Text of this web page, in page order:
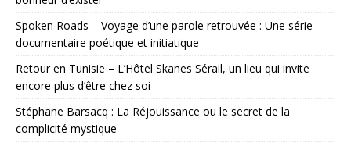
Spoken Roads – Voyage d’une parole retrouvée : Une série
documentaire poétique et initiatique
Retour en Tunisie – L’Hôtel Skanes Sérail, un lieu qui invite
encore plus d’être chez soi
Stéphane Barsacq : La Réjouissance ou le secret de la
complicité mystique